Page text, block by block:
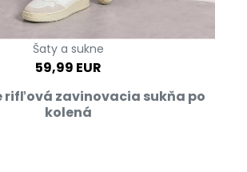
Šaty a sukne
59,99 EUR
rifľová zavinovacia sukňa po
kolená